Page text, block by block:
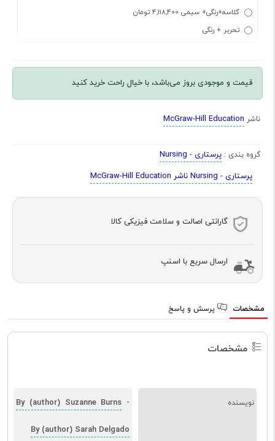
گلاسه+رنگی+ سیمی 4,118,400 تومان
تحریر + رنگی
قیمت و موجودی بروز می‌باشد، با خیال راحت خرید کنید
ناشر McGraw-Hill Education
گروه بندی : پرستاری - Nursing
پرستاری - Nursing ناشر McGraw-Hill Education
گارانتی اصالت و سلامت فیزیکی کالا
ارسال سریع با اسنپ
مشخصات پرسش و پاسخ
مشخصات
نویسنده By (author) Suzanne Burns -
By (author) Sarah Delgado